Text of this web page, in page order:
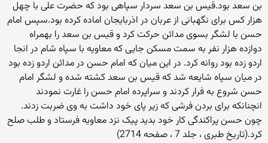
بن سعد بود.قیس بن سعد سردار سپاهی بود که حضرت علی با چهل
هزار کس برای نگهبانی از عربان در اذربایجان اماده کرده بود.سپس امام
حسن با لشگر بسوی مدائن حرکت کرد و قیس بن سعد را بهمراه
دوازده هزار نفر به سمت مسکن جایی که معاویه با سپاه شام در انجا
اردو زده بود روانه کرد. در این میان که امام حسن در مدائن اردو زده بود
در میان سپاه شایعه شد که قیس بن سعد کشته شده و لشگر امام
حسن شروع به فرار کردند و سراپرده امام حسن را غارت نمودند
انچنانکه برای بردن فرشی که زیر پای خود داشت به وی ضربت زدند.
چون حسن پراکندگی کار خود بدید پیک نزد معاویه فرستاد و طلب صلح
کرد.(تاریخ طبری ، جلد 7 ، صفحه 2714)